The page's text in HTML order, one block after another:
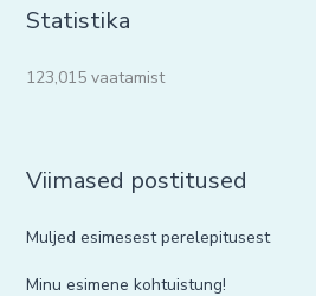
Statistika
123,015 vaatamist
Viimased postitused
Muljed esimesest perelepitusest
Minu esimene kohtuistung!